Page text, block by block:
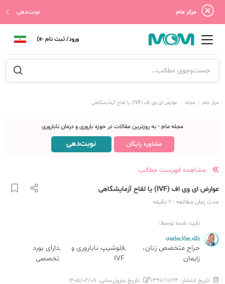
مرکز مام نوبت‌دهی
ورود/ ثبت نام
مرکز مام مجله عوارض ای وی اف (IVF) یا لقاح آزمایشگاهی
مجله مام - به روزترین مقالات در حوزه باروری و درمان ناباروری
مشاوره رایگان نوبت‌دهی
مشاهده فهرست مطالب
عوارض ای وی اف (IVF) یا لقاح آزمایشگاهی
مدت زمان مطالعه : 2 دقیقه
تایید شده توسط:
دکتر سارا ساعدی
جراح متخصص زنان،
زایمان
فلوشیپ ناباروری و
IVF
دارای بورد
تخصصی
تاریخ انتشار: ۱۳۹۷/۱۱/۲۴ تاریخ به‌روزرسانی: ۱۴۰۵/۰۲/۰۸